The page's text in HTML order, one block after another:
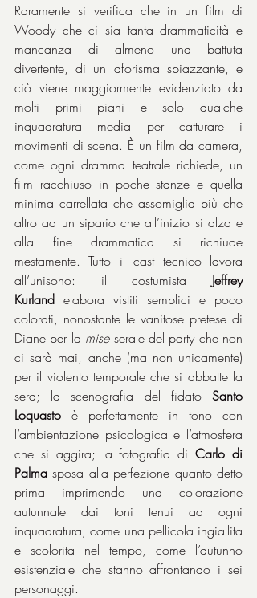
Raramente si verifica che in un film di
Woody che ci sia tanta drammaticità e
mancanza di almeno una battuta
divertente, di un aforisma spiazzante, e
ciò viene maggiormente evidenziato da
molti primi piani e solo qualche
inquadratura media per catturare i
movimenti di scena. È un film da camera,
come ogni dramma teatrale richiede, un
film racchiuso in poche stanze e quella
minima carrellata che assomiglia più che
altro ad un sipario che all’inizio si alza e
alla fine drammatica si richiude
mestamente. Tutto il cast tecnico lavora
all’unisono: il costumista Jeffrey
Kurland elabora vistiti semplici e poco
colorati, nonostante le vanitose pretese di
Diane per la mise serale del party che non
ci sarà mai, anche (ma non unicamente)
per il violento temporale che si abbatte la
sera; la scenografia del fidato Santo
Loquasto è perfettamente in tono con
l’ambientazione psicologica e l’atmosfera
che si aggira; la fotografia di Carlo di
Palma sposa alla perfezione quanto detto
prima imprimendo una colorazione
autunnale dai toni tenui ad ogni
inquadratura, come una pellicola ingiallita
e scolorita nel tempo, come l’autunno
esistenziale che stanno affrontando i sei
personaggi.